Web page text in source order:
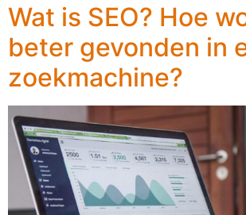
Wat is SEO? Hoe
beter gevonden in
zoekmachine?